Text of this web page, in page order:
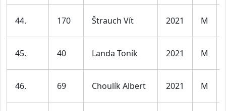
44. 170 Štrauch Vít 2021 M
45. 40 Landa Toník 2021 M
46. 69 Choulík Albert 2021 M